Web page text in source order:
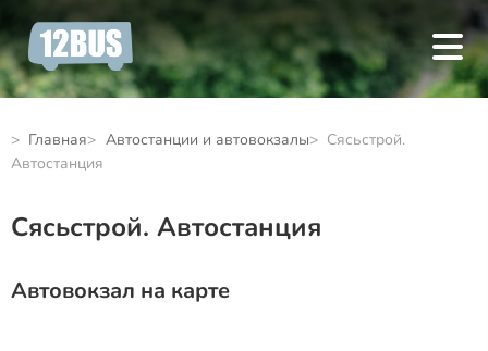
Главная Автостанции и автовокзалы
Сясьстрой.
Автостанция
Сясьстрой. Автостанция
Автовокзал на карте